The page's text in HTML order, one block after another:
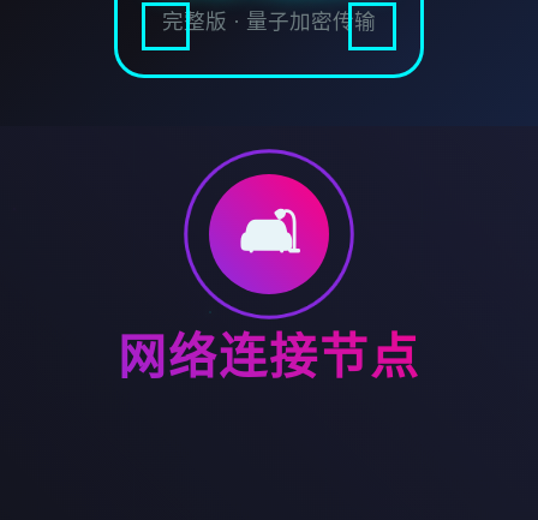
完整版 · 量子加密传输
🛋️
网络连接节点